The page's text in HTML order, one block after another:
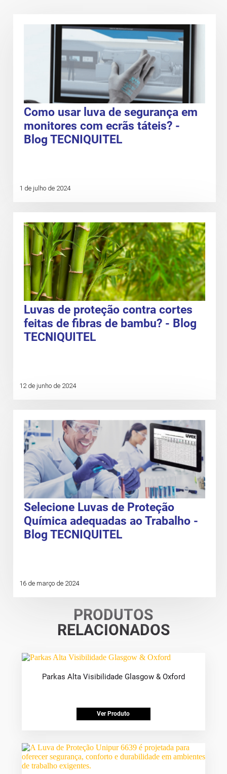
Como usar luva de segurança em
monitores com ecrãs táteis? -
Blog TECNIQUITEL
1 de julho de 2024
Luvas de proteção contra cortes
feitas de fibras de bambu? - Blog
TECNIQUITEL
12 de junho de 2024
Selecione Luvas de Proteção
Química adequadas ao Trabalho -
Blog TECNIQUITEL
16 de março de 2024
PRODUTOS
RELACIONADOS
Parkas Alta Visibilidade Glasgow & Oxford
Ver Produto